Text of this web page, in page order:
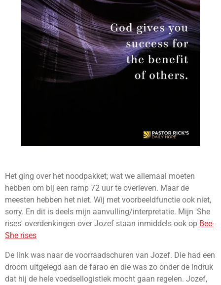
Het ging over het noodpakket; wat we allemaal moeten
hebben om bij een ramp 72 uur te overleven. Maar de
meesten hebben het niet. Wij met voorbeeldfunctie ook niet,
sorry. En dit is deels mijn aanvulling/interpretatie. Mijn 'She
rises' overdenkingen over Jozef staan inmiddels ook op Bee-
She rises
De link was naar de voorraadschuren van Jozef. Die had een
droom uitgelegd aan de farao en die was zo onder de indruk
dat hij de hele voedsellogistiek mocht gaan regelen. Jozef,